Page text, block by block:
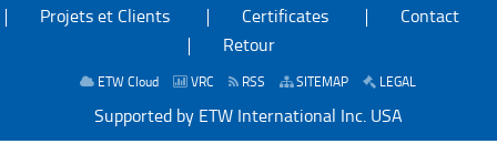
Projets et Clients
Certificates
Contact
Retour
ETW Cloud VRC RSS SITEMAP LEGAL
Supported by ETW International Inc. USA